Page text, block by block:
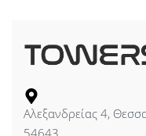
Αλεξανδρείας 4,
54643